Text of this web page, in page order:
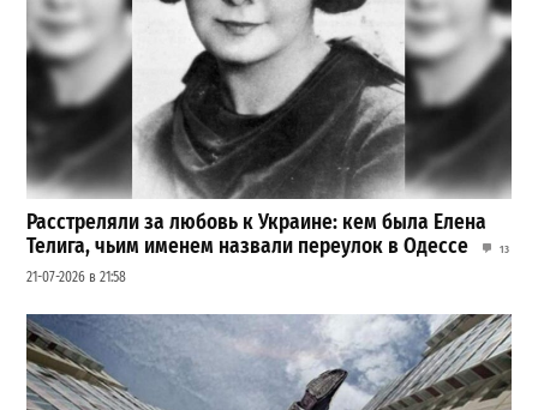
Расстреляли за любовь к Украине: кем была Елена
Телига, чьим именем назвали переулок в Одессе
13
21-07-2026 в 21:58